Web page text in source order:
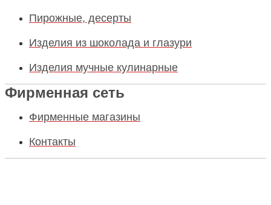
Пирожные, десерты
Изделия из шоколада и глазури
Изделия мучные кулинарные
Фирменная сеть
Фирменные магазины
Контакты